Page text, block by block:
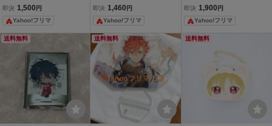
んスタ いつぬい ブロマイ
ドＬ判7枚セット
即決 1,500 円
Yahoo!フリマ
んスタ 漣ジュン Eden ア
クリル キーホルダー おな
まえ ストラップ ラバーマ
スコット
即決 1,460 円
Yahoo!フリマ
スターズ アニカフェ
アクリルスタンド 3個セ
ット
即決 1,900 円
Yahoo!フリマ
送料無料 送料無料 送料無料